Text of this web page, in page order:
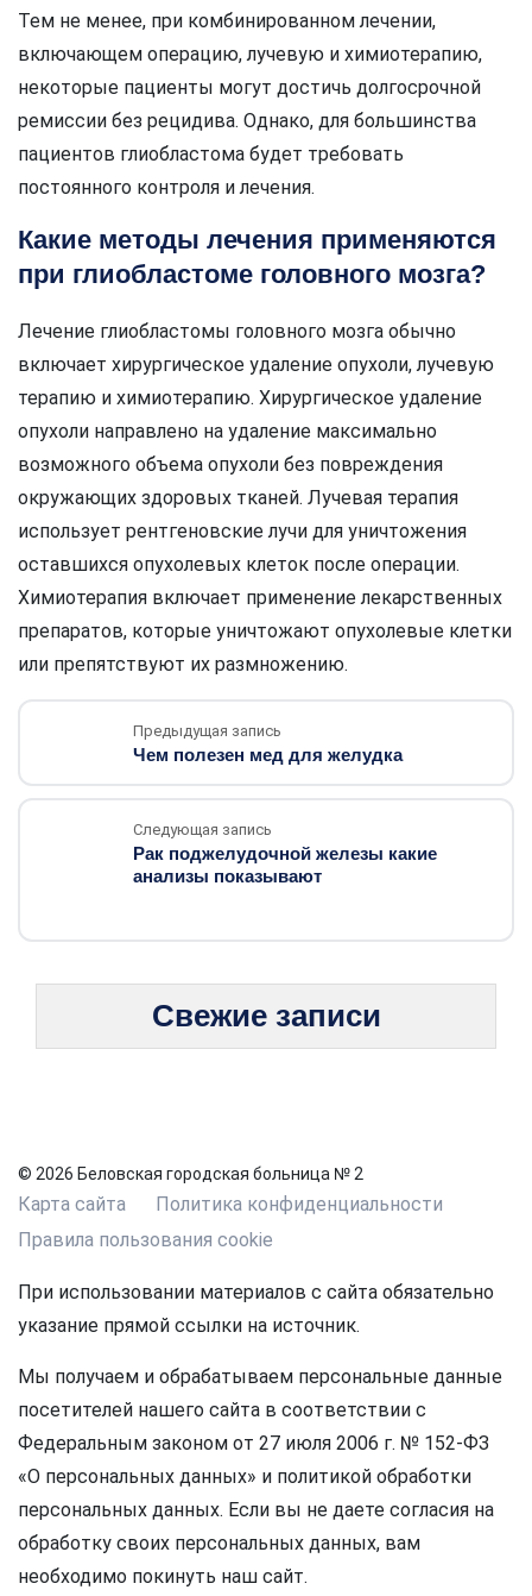
Тем не менее, при комбинированном лечении,
включающем операцию, лучевую и химиотерапию,
некоторые пациенты могут достичь долгосрочной
ремиссии без рецидива. Однако, для большинства
пациентов глиобластома будет требовать
постоянного контроля и лечения.
Какие методы лечения применяются
при глиобластоме головного мозга?
Лечение глиобластомы головного мозга обычно
включает хирургическое удаление опухоли, лучевую
терапию и химиотерапию. Хирургическое удаление
опухоли направлено на удаление максимально
возможного объема опухоли без повреждения
окружающих здоровых тканей. Лучевая терапия
использует рентгеновские лучи для уничтожения
оставшихся опухолевых клеток после операции.
Химиотерапия включает применение лекарственных
препаратов, которые уничтожают опухолевые клетки
или препятствуют их размножению.
Предыдущая запись
Чем полезен мед для желудка
Следующая запись
Рак поджелудочной железы какие
анализы показывают
Свежие записи
© 2026 Беловская городская больница № 2
Карта сайта
Политика конфиденциальности
Правила пользования cookie
При использовании материалов с сайта обязательно
указание прямой ссылки на источник.
Мы получаем и обрабатываем персональные данные
посетителей нашего сайта в соответствии с
Федеральным законом от 27 июля 2006 г. № 152-ФЗ
«О персональных данных» и политикой обработки
персональных данных. Если вы не даете согласия на
обработку своих персональных данных, вам
необходимо покинуть наш сайт.